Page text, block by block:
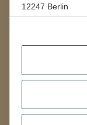
12247 Berlin
08:00–16:00 Uhr
LAGER /
Packmonster
SJS Carstyling